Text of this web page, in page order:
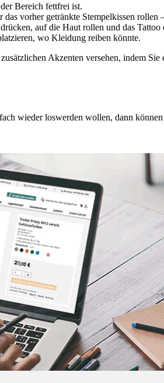
Bereich fettfrei ist.
vorher getränkte Stempelkissen rollen
auf die Haut rollen und das Tattoo
wo Kleidung reiben könnte.
Akzenten versehen, indem
wieder loswerden wollen, dann